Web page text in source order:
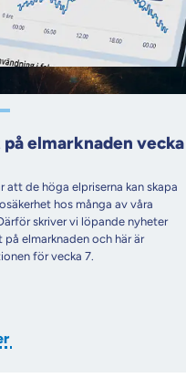
på elmarknaden vecka
att de höga elpriserna kan skapa
hos många av våra
skriver vi löpande nyheter
på elmarknaden och här är
för vecka 7.